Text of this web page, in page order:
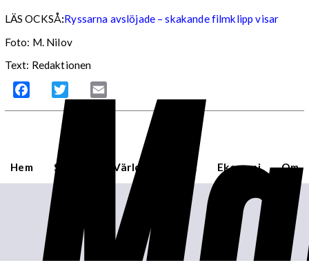
LÄS OCKSÅ:Ryssarna avslöjade – skakande filmklipp visar
Foto: M. Nilov
Text: Redaktionen
Facebook Twitter
Hem Sverige Världen USA Ekonomi Om